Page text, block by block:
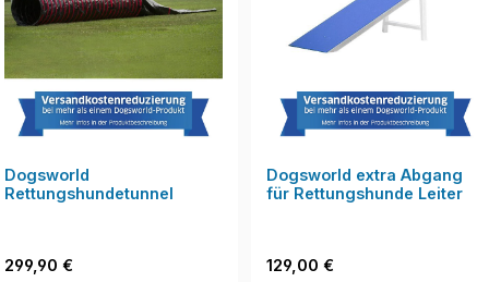
Dogsworld
Rettungshundetunnel
Regulärer Preis:
299,90 €
Dogsworld extra Abgang
für Rettungshunde Leiter
Regulärer Preis:
129,00 €